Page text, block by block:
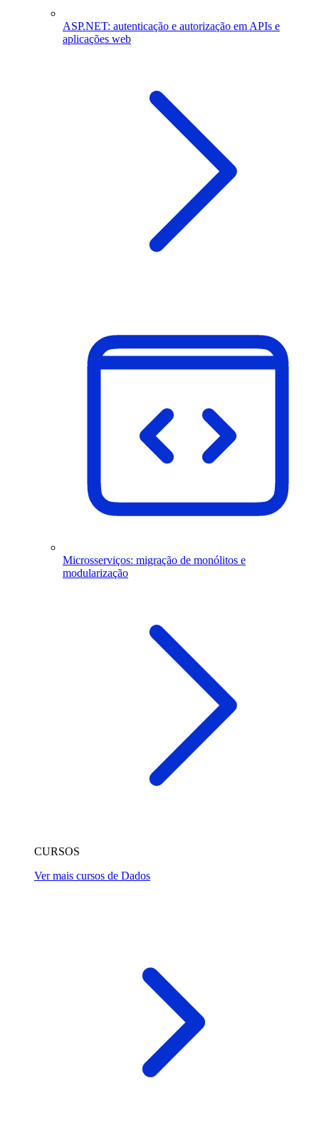
ASP.NET: autenticação e autorização em APIs e
aplicações web
Microsserviços: migração de monólitos e
modularização
CURSOS
Ver mais cursos de Dados